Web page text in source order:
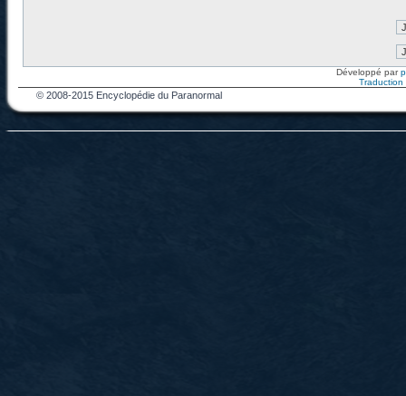
Développé par
Traduction
© 2008-2015 Encyclopédie du Paranormal